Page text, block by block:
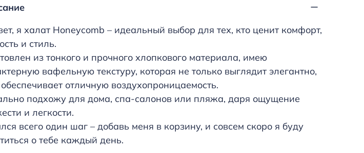
я халат Honeycomb – идеальный выбор для тех, кто ценит комфорт,
и стиль.
из тонкого и прочного хлопкового материала, имею
вафельную текстуру, которая не только выглядит элегантно,
отличную воздухопроницаемость.
подхожу для дома, спа-салонов или пляжа, даря ощущение
и легкости.
всего один шаг – добавь меня в корзину, и совсем скоро я буду
о тебе каждый день.